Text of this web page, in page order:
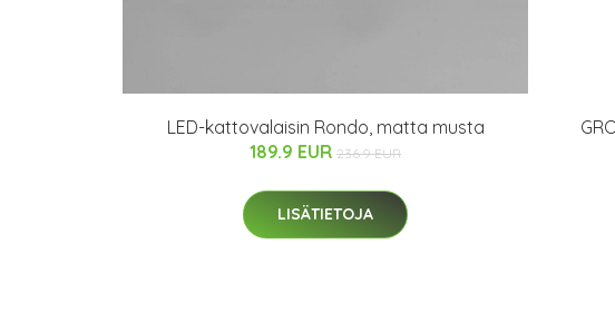
LED-kattovalaisin Rondo, matta musta
189.9 EUR 236.9 EUR
LISÄTIETOJA